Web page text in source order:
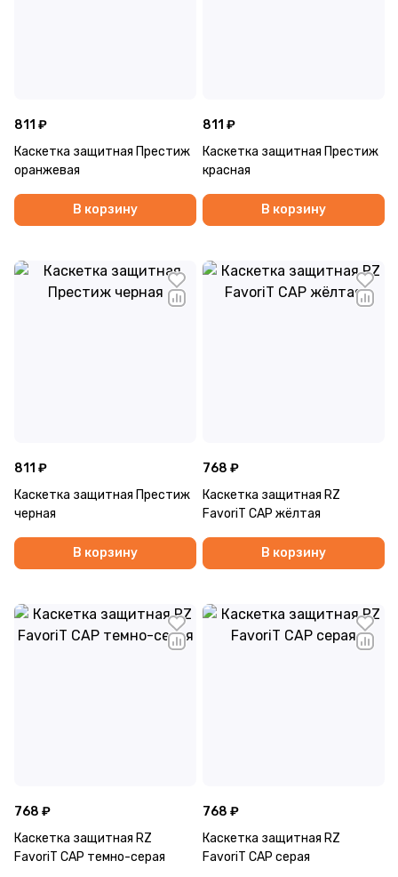
811 ₽
Каскетка защитная Престиж
оранжевая
В корзину
811 ₽
Каскетка защитная Престиж
красная
В корзину
811 ₽
Каскетка защитная Престиж
черная
В корзину
768 ₽
Каскетка защитная RZ
FavoriT CAP жёлтая
В корзину
768 ₽
Каскетка защитная RZ
FavoriT CAP темно-серая
768 ₽
Каскетка защитная RZ
FavoriT CAP серая